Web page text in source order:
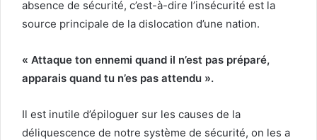
absence de sécurité, c’est-à-dire l’insécurité est la
source principale de la dislocation d’une nation.
« Attaque ton ennemi quand il n’est pas préparé,
apparais quand tu n’es pas attendu ».
Il est inutile d’épiloguer sur les causes de la
déliquescence de notre système de sécurité, on les a